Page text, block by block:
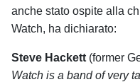
anche stato ospite alla
Watch, ha dichiarato:
Steve Hackett (former
Watch is a band of very